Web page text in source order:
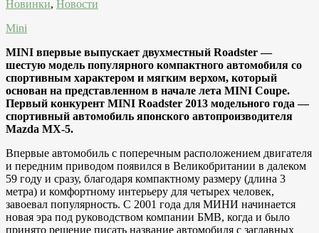
Новинки, Новости
Mini
MINI впервые выпускает двухместный Roadster —
шестую модель популярного компактного автомобиля со
спортивным характером и мягким верхом, который
основан на представленном в начале лета MINI Coupe.
Первый конкурент MINI Roadster 2013 модельного года —
спортивный автомобиль японского автопроизводителя
Mazda MX-5.
Впервые автомобиль с поперечным расположением двигателя
и передним приводом появился в Великобритании в далеком
59 году и сразу, благодаря компактному размеру (длина 3
метра) и комфортному интерьеру для четырех человек,
завоевал популярность. С 2001 года для МИНИ начинается
новая эра под руководством компании БМВ, когда и было
принято решение писать название автомобиля с заглавных